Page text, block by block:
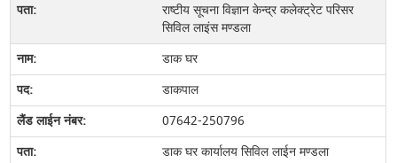
राष्टीय सूचना विज्ञान केन्द्र कलेक्‍ट्रेट परिसर
सिविल लाइंस मण्‍डला
डाक घर
डाकपाल
07642-250796
डाक घर कार्यालय सिविल लाईन मण्‍डला